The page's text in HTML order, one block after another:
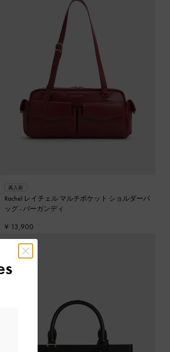
再入荷
Rachel レイチェル マルチポケット ショルダーバ
ッグ -バーガンディ
¥ 13,900